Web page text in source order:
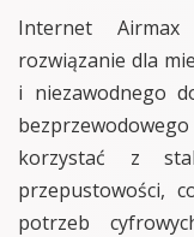
Internet
rozwiązanie dla
i niezawodnego
korzystać z
przepustowości,
potrzeb